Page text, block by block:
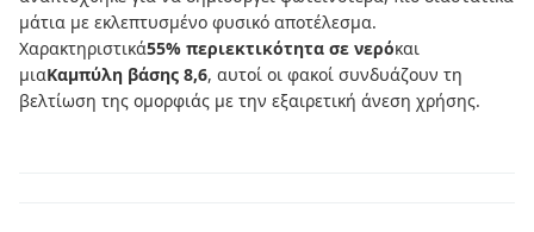
μάτια με εκλεπτυσμένο φυσικό αποτέλεσμα.
Χαρακτηριστικά55% περιεκτικότητα σε νερόκαι
μιαΚαμπύλη βάσης 8,6, αυτοί οι φακοί συνδυάζουν τη
βελτίωση της ομορφιάς με την εξαιρετική άνεση χρήσης.